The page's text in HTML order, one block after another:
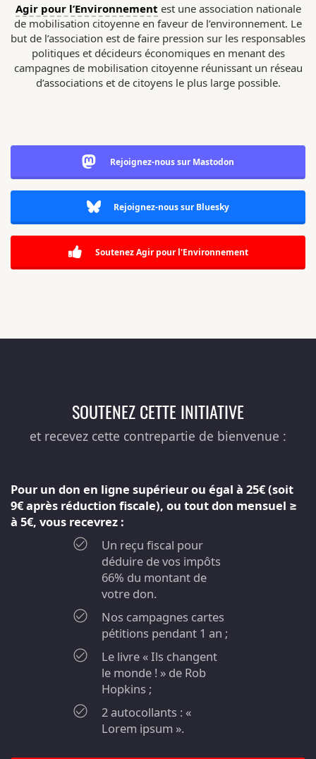
Agir pour l’Environnement est une association nationale
de mobilisation citoyenne en faveur de l’environnement. Le
but de l’association est de faire pression sur les responsables
politiques et décideurs économiques en menant des
campagnes de mobilisation citoyenne réunissant un réseau
d’associations et de citoyens le plus large possible.
Rejoignez-nous sur Mastodon
Rejoignez-nous sur Bluesky
Soutenez Agir pour l'Environnement
SOUTENEZ CETTE INITIATIVE
et recevez cette contrepartie de bienvenue :
Pour un don en ligne supérieur ou égal à 25€ (soit
9€ après réduction fiscale), ou tout don mensuel ≥
à 5€, vous recevrez :
Un reçu fiscal pour
déduire de vos impôts
66% du montant de
votre don.
Nos campagnes cartes
pétitions pendant 1 an ;
Le livre « Ils changent
le monde ! » de Rob
Hopkins ;
2 autocollants : «
Lorem ipsum ».